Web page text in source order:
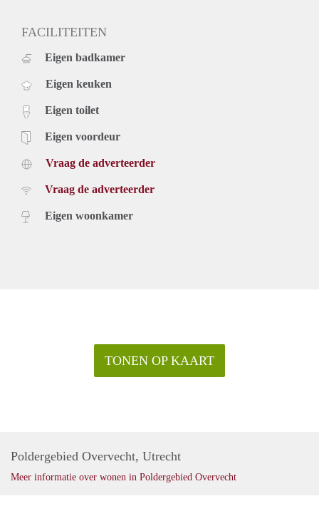
FACILITEITEN
Eigen badkamer
Eigen keuken
Eigen toilet
Eigen voordeur
Vraag de adverteerder
Vraag de adverteerder
Eigen woonkamer
TONEN OP KAART
Poldergebied Overvecht, Utrecht
Meer informatie over wonen in Poldergebied Overvecht